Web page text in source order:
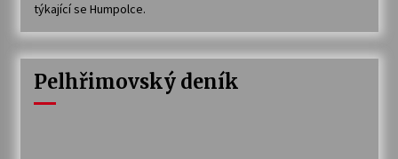
týkající se Humpolce.
Pelhřimovský deník